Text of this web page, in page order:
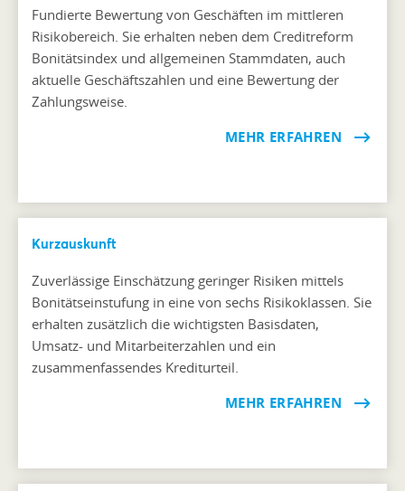
Fundierte Bewertung von Geschäften im mittleren
Risikobereich. Sie erhalten neben dem Creditreform
Bonitätsindex und allgemeinen Stammdaten, auch
aktuelle Geschäftszahlen und eine Bewertung der
Zahlungsweise.
MEHR ERFAHREN
Kurzauskunft
Zuverlässige Einschätzung geringer Risiken mittels
Bonitätseinstufung in eine von sechs Risikoklassen. Sie
erhalten zusätzlich die wichtigsten Basisdaten,
Umsatz- und Mitarbeiterzahlen und ein
zusammenfassendes Krediturteil.
MEHR ERFAHREN